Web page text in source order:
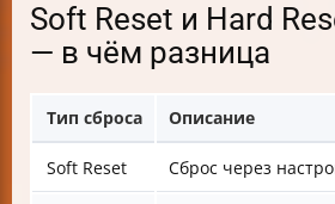
Soft Reset и Hard
— в чём разница
Тип сброса Описание
Soft Reset Сброс через